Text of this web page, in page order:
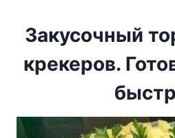
Закусочный
крекеров.